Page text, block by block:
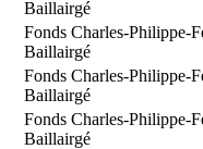
Baillairgé
Fonds Charles-Philippe-
Baillairgé
Fonds Charles-Philippe-
Baillairgé
Fonds Charles-Philippe-
Baillairgé